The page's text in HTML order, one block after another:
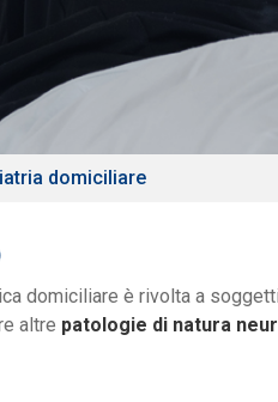
domiciliare
domiciliare è rivolta a
altre patologie di natura